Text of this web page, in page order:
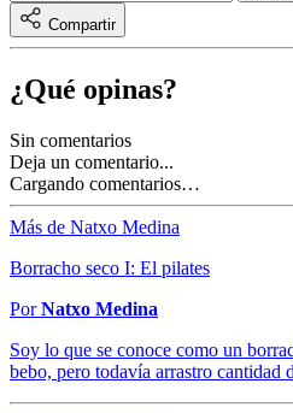
Compartir
¿Qué opinas?
Sin comentarios
Deja un comentario...
Cargando comentarios…
Más de Natxo Medina
Borracho seco I: El pilates
PorNatxo Medina
Soy lo que se conoce como un
bebo, pero todavía arrastro cantidad